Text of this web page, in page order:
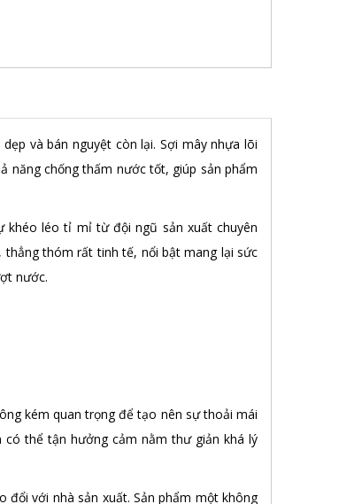
và bán nguyệt còn lại. Sợi mây nhựa lõi
năng chống thấm nước tốt, giúp sản phẩm
khéo léo tỉ mỉ từ đội ngũ sản xuất chuyên
thẳng thóm rất tinh tế, nổi bật mang lại sức
nước.
kém quan trọng để tạo nên sự thoải mái
có thể tận hưởng cảm nằm thư giản khá lý
đổi với nhà sản xuất. Sản phẩm một không